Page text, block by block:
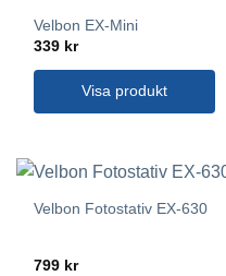
Velbon EX-Mini
339 kr
Visa produkt
Velbon Fotostativ EX-630
799 kr